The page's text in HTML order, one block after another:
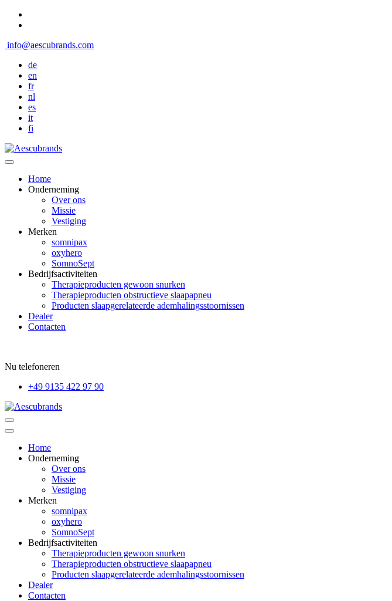
info@aescubrands.com
de
en
fr
nl
es
it
fi
Home
Onderneming
Over ons
Missie
Vestiging
Merken
somnipax
oxyhero
SomnoSept
Bedrijfsactiviteiten
Therapieproducten gewoon snurken
Therapieproducten obstructieve slaapapneu
Producten slaapgerelateerde ademhalingsstoornissen
Dealer
Contacten
Nu telefoneren
+49 9135 422 97 90
Home
Onderneming
Over ons
Missie
Vestiging
Merken
somnipax
oxyhero
SomnoSept
Bedrijfsactiviteiten
Therapieproducten gewoon snurken
Therapieproducten obstructieve slaapapneu
Producten slaapgerelateerde ademhalingsstoornissen
Dealer
Contacten